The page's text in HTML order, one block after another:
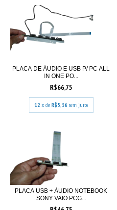
PLACA DE ÁUDIO E USB P/ PC ALL
IN ONE PO...
R$66,75
12 x de R$5,56 sem juros
PLACA USB + ÁUDIO NOTEBOOK
SONY VAIO PCG...